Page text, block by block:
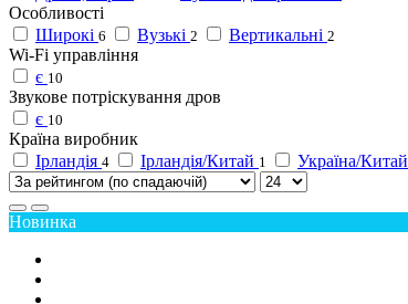
Особливості
Широкі 6 Вузькі 2 Вертикальні 2
Wi-Fi управління
є 10
Звукове потріскування дров
є 10
Країна виробник
Ірландія 4 Ірландія/Китай 1 Україна/Китай
Новинка